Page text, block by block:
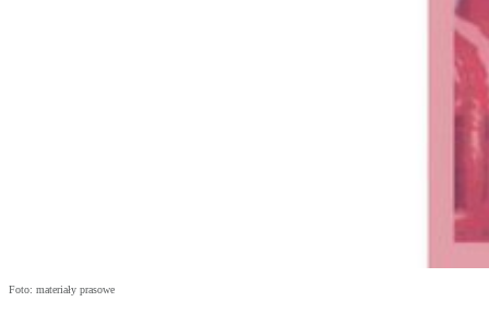
Foto: materiały prasowe